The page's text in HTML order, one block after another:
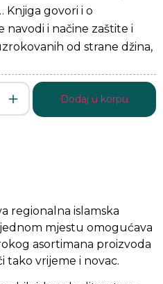
Knjiga govori i o
navodi i načine zaštite i
od strane džina,
Dodaj u korpu
regionalna islamska
mjestu omogućava
asortimana proizvoda
tako vrijeme i novac.